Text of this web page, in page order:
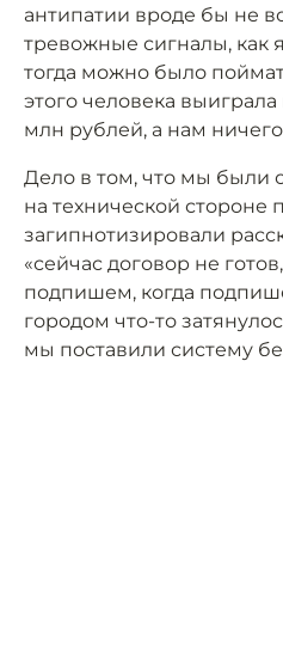
антипатии вроде бы не
тревожные сигналы, как
тогда можно было
этого человека
млн рублей, а нам
Дело в том, что мы были
на технической стороне
загипнотизировали
«сейчас договор не
подпишем, когда
городом что-то
мы поставили систему